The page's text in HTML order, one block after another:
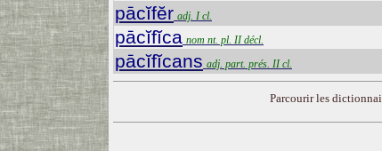
pācĭfĕr adj. I cl.
pācĭfĭca nom nt. pl. II décl.
pācĭfĭcans adj. part. prés. II cl.
Parcourir les